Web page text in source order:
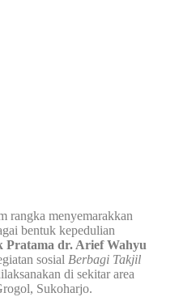
rangka menyemarakkan
bentuk kepedulian
Pratama dr. Arief Wahyu
sosial Berbagi Takjil
di sekitar area
Sukoharjo.